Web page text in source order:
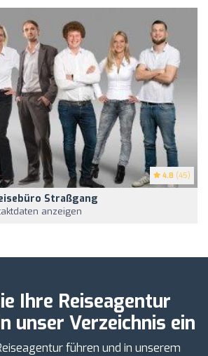
4.8 (45)
Straßgang
anzeigen
Ihre Reiseagentur
unser Verzeichnis ein
führen und in unserem